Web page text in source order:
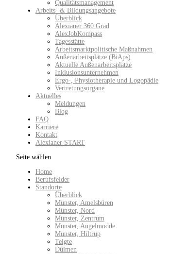
Qualitätsmanagement
Arbeits- & Bildungsangebote
Überblick
Alexianer 360 Grad
AlexJobKompass
Tagesstätte
Arbeitsmarktpolitische Maßnahmen
Außenarbeitsplätze (BiAps)​
Aktuelle Außenarbeitsplätze
Inklusionsunternehmen
Ergo-, Physiotherapie und Logopädie
Vertretungsorgane
Aktuelles
Meldungen
Blog
FAQ
Karriere
Kontakt
Alexianer START
Seite wählen
Home
Berufsfelder
Standorte
Überblick
Münster, Amelsbüren
Münster, Nord
Münster, Zentrum
Münster, Angelmodde
Münster, Hiltrup
Telgte
Dülmen